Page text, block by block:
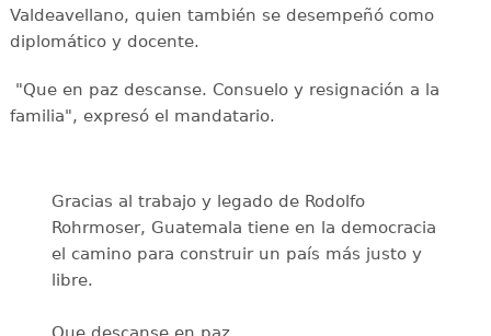
Valdeavellano, quien también se desempeñó como
diplomático y docente.
"Que en paz descanse. Consuelo y resignación a la
familia", expresó el mandatario.
Gracias al trabajo y legado de Rodolfo
Rohrmoser, Guatemala tiene en la democracia
el camino para construir un país más justo y
libre.